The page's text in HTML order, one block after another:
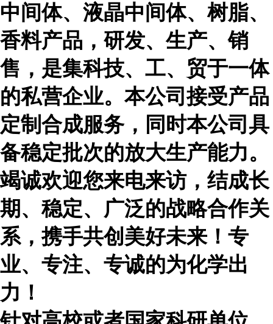
中间体、液晶中间体、树脂、
香料产品，研发、生产、销
售，是集科技、工、贸于一体
的私营企业。本公司接受产品
定制合成服务，同时本公司具
备稳定批次的放大生产能力。
竭诚欢迎您来电来访，结成长
期、稳定、广泛的战略合作关
系，携手共创美好未来！专
业、专注、专诚的为化学出
力！